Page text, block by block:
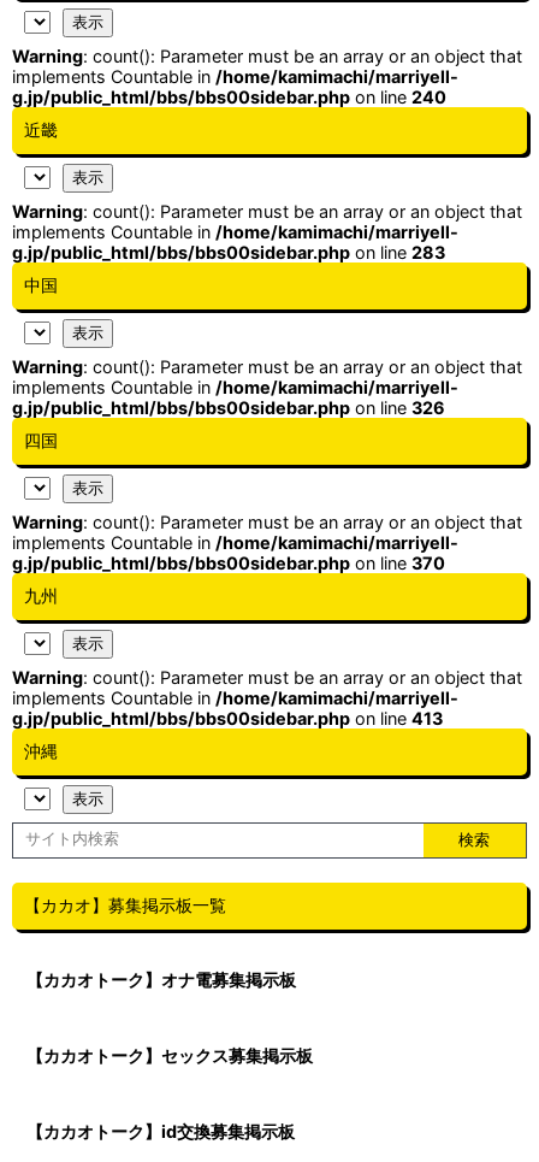
Warning: count(): Parameter must be an array or an object that
implements Countable in /home/kamimachi/marriyell-
g.jp/public_html/bbs/bbs00sidebar.php on line 240
近畿
Warning: count(): Parameter must be an array or an object that
implements Countable in /home/kamimachi/marriyell-
g.jp/public_html/bbs/bbs00sidebar.php on line 283
中国
Warning: count(): Parameter must be an array or an object that
implements Countable in /home/kamimachi/marriyell-
g.jp/public_html/bbs/bbs00sidebar.php on line 326
四国
Warning: count(): Parameter must be an array or an object that
implements Countable in /home/kamimachi/marriyell-
g.jp/public_html/bbs/bbs00sidebar.php on line 370
九州
Warning: count(): Parameter must be an array or an object that
implements Countable in /home/kamimachi/marriyell-
g.jp/public_html/bbs/bbs00sidebar.php on line 413
沖縄
【カカオ】募集掲示板一覧
【カカオトーク】オナ電募集掲示板
【カカオトーク】セックス募集掲示板
【カカオトーク】id交換募集掲示板